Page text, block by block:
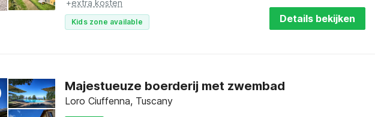
+extra kosten
Kids zone available Details bekijken
Majestueuze boerderij met zwembad
Loro Ciuffenna, Tuscany